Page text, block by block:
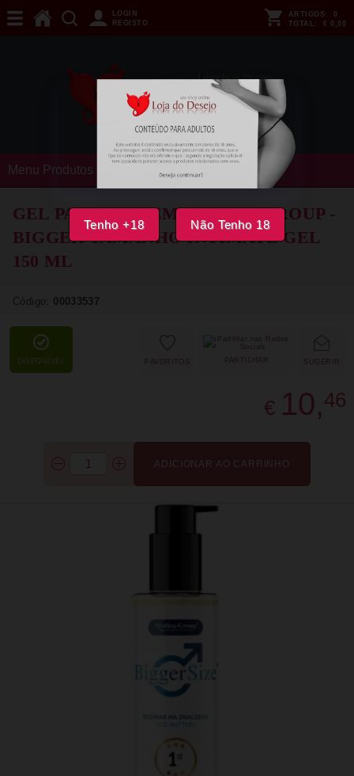
Tenho +18 Não Tenho 18
LOGIN
REGISTO
ARTIGOS:
0
TOTAL: € 0,00
Menu Produtos
GEL PARA HOMEM MEDICA GROUP -
BIGGER TAMANHO INTIMATE GEL
150 ML
Código: 00033537
DISPONÍVEL SUGERIR
FAVORITOS
€ 10,46
ADICIONAR AO CARRINHO